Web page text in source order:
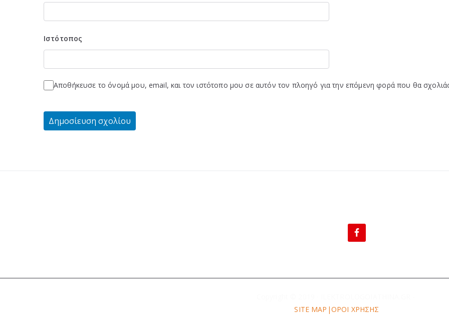
Ιστότοπος
Αποθήκευσε το όνομά μου, email, και τον ιστότοπο μου σε αυτόν τον πλοηγό για την επόμενη φορά που θα
SITE MAP|ΟΡΟΙ ΧΡΗΣΗΣ